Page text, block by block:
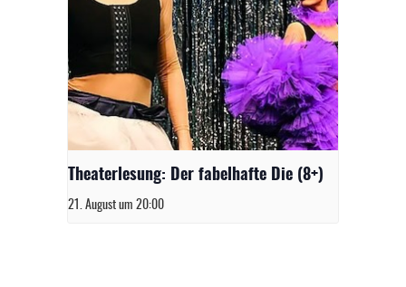
Theaterlesung: Der fabelhafte Die (8+)
21. August um 20:00